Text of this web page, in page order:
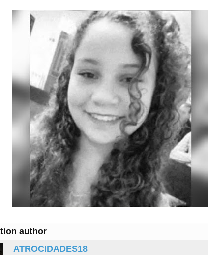
author
ATROCIDADES18